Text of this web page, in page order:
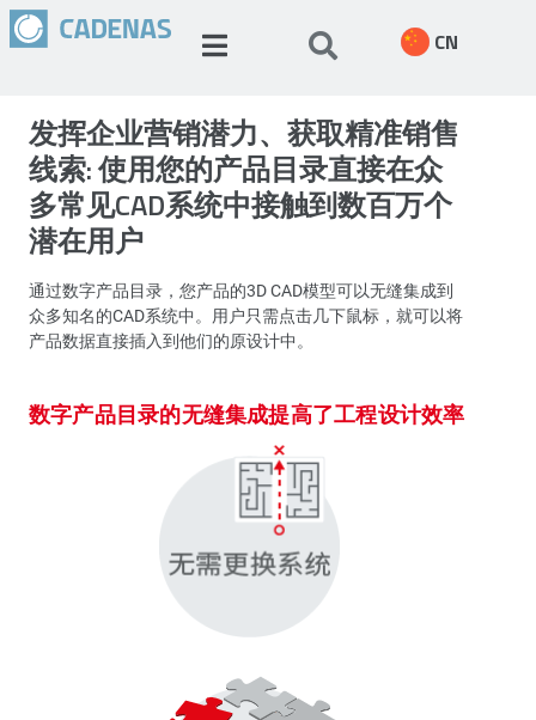
CN
发挥企业营销潜力、获取精准销售
线索: 使用您的产品目录直接在众
多常见CAD系统中接触到数百万个
潜在用户
通过数字产品目录，您产品的3D CAD模型可以无缝集成到
众多知名的CAD系统中。用户只需点击几下鼠标，就可以将
产品数据直接插入到他们的原设计中。
数字产品目录的无缝集成提高了工程设计效率